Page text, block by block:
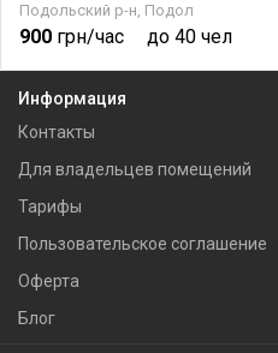
Подольский р-н, Подол
900 грн/час до 40 чел
Информация
Контакты
Для владельцев помещений
Тарифы
Пользовательское соглашение
Оферта
Блог